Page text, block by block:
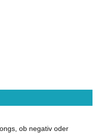
ob negativ oder